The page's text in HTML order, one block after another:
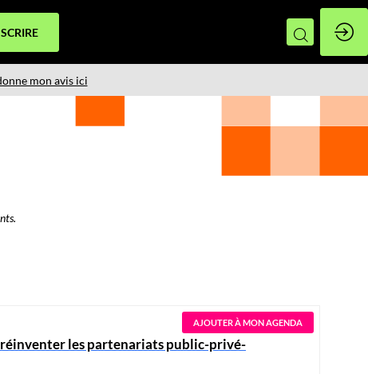
mon avis ici
les partenariats public-privé-
AJOUTER À MON AGENDA